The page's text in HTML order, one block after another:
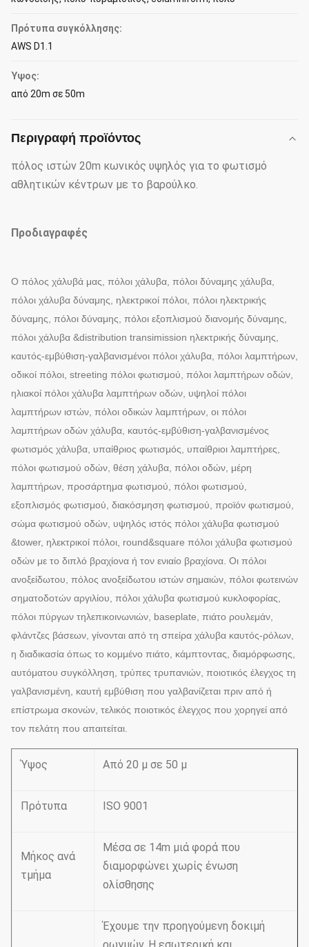
Πρότυπα συγκόλλησης:
AWS D1.1
Ύψος:
από 20m σε 50m
Περιγραφή προϊόντος
πόλος ιστών 20m κωνικός υψηλός για το φωτισμό
αθλητικών κέντρων με το βαρούλκο.
Προδιαγραφές
Ο πόλος χάλυβά μας, πόλοι χάλυβα, πόλοι δύναμης χάλυβα,
πόλοι χάλυβα δύναμης, ηλεκτρικοί πόλοι, πόλοι ηλεκτρικής
δύναμης, πόλοι δύναμης, πόλοι εξοπλισμού διανομής δύναμης,
πόλοι χάλυβα &distribution transimission ηλεκτρικής δύναμης,
καυτός-εμβύθιση-γαλβανισμένοι πόλοι χάλυβα, πόλοι λαμπτήρων,
οδικοί πόλοι, streeting πόλοι φωτισμού, πόλοι λαμπτήρων οδών,
ηλιακοί πόλοι χάλυβα λαμπτήρων οδών, υψηλοί πόλοι
λαμπτήρων ιστών, πόλοι οδικών λαμπτήρων, οι πόλοι
λαμπτήρων οδών χάλυβα, καυτός-εμβύθιση-γαλβανισμένος
φωτισμός χάλυβα, υπαίθριος φωτισμός, υπαίθριοι λαμπτήρες,
πόλοι φωτισμού οδών, θέση χάλυβα, πόλοι οδών, μέρη
λαμπτήρων, προσάρτημα φωτισμού, πόλοι φωτισμού,
εξοπλισμός φωτισμού, διακόσμηση φωτισμού, προϊόν φωτισμού,
σώμα φωτισμού οδών, υψηλός ιστός πόλοι χάλυβα φωτισμού
&tower, ηλεκτρικοί πόλοι, round&square πόλοι χάλυβα φωτισμού
οδών με το διπλό βραχίονα ή τον ενιαίο βραχίονα. Οι πόλοι
ανοξείδωτου, πόλος ανοξείδωτου ιστών σημαιών, πόλοι φωτεινών
σηματοδοτών αργιλίου, πόλοι χάλυβα φωτισμού κυκλοφορίας,
πόλοι πύργων τηλεπικοινωνιών, baseplate, πιάτο ρουλεμάν,
φλάντζες βάσεων, γίνονται από τη σπείρα χάλυβα καυτός-ρόλων,
η διαδικασία όπως το κομμένο πιάτο, κάμπτοντας, διαμόρφωσης,
αυτόματου συγκόλληση, τρύπες τρυπανιών, ποιοτικός έλεγχος τη
γαλβανισμένη, καυτή εμβύθιση που γαλβανίζεται πριν από ή
επίστρωμα σκονών, τελικός ποιοτικός έλεγχος που χορηγεί από
τον πελάτη που απαιτείται.
Ύψος Από 20 μ σε 50 μ
Πρότυπα ISO 9001
Μήκος ανά
τμήμα
Μέσα σε 14m μιά φορά που
διαμορφώνει χωρίς ένωση
ολίσθησης
Έχουμε την προηγούμενη δοκιμή